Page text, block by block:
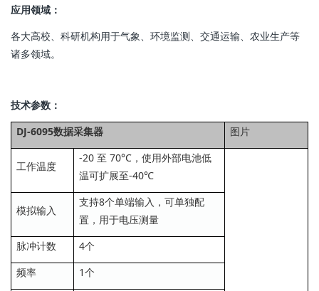
应用领域：
各大高校、科研机构用于气象、环境监测、交通运输、农业生产等
诸多领域。
技术参数：
DJ-6095数据采集器
图片
工作温度
-20 至 70°C，使用外部电池低
温可扩展至-40℃
模拟输入
支持8个单端输入，可单独配
置，用于电压测量
脉冲计数
4个
频率
1个